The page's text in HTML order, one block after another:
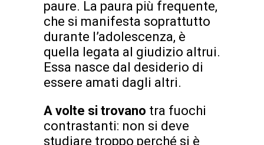
paure. La paura più frequente,
che si manifesta soprattutto
durante l’adolescenza, è
quella legata al giudizio altrui.
Essa nasce dal desiderio di
essere amati dagli altri.
A volte si trovano tra fuochi
contrastanti: non si deve
studiare troppo perché si è